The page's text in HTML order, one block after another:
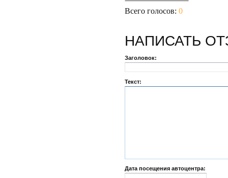
Всего голосов: 0
НАПИСАТЬ
Заголовок:
Текст:
Дата посещения автоцентра: